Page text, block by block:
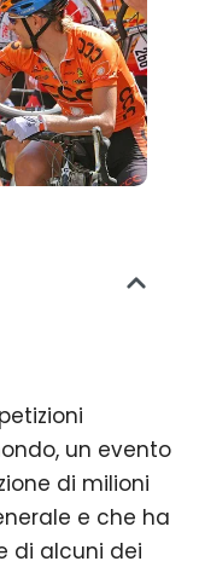
un evento
di milioni
e che ha
di alcuni dei